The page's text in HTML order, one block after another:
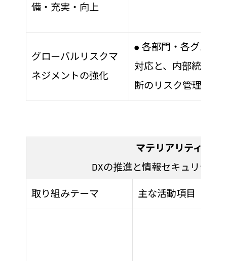
備・充実・向上
グローバルリスクマ
ネジメントの強化
● 各部門・各グルー
対応と、内部統制委
断のリスク管理体制
マテリアリティ
DXの推進と情報セキュリティ
取り組みテーマ 主な活動項目